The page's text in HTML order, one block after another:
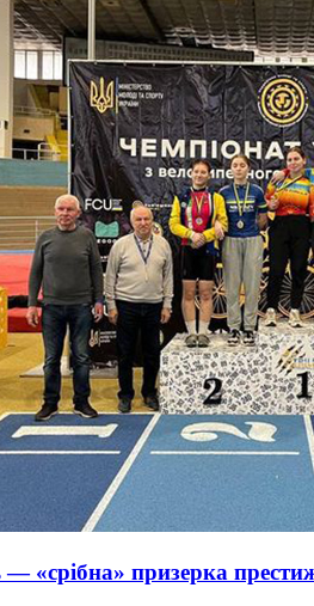
«срібна» призерка